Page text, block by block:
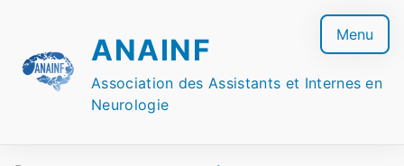
content
ANAINF
Association des Assistants et Internes en
Neurologie
Menu